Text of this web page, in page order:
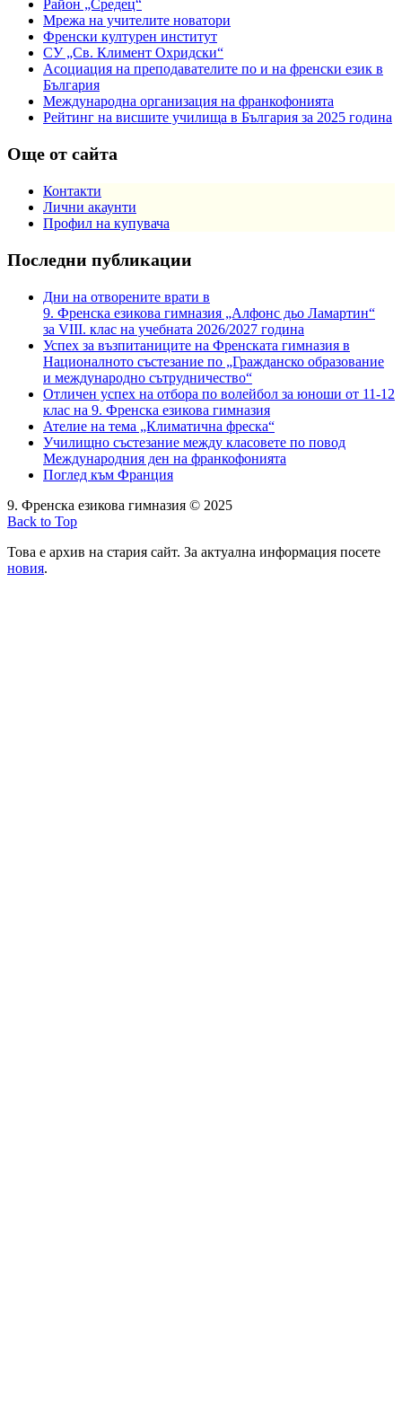
Район „Средец“
Мрежа на учителите новатори
Френски културен институт
СУ „Св. Климент Охридски“
Асоциация на преподавателите по и на френски език в
България
Международна организация на франкофонията
Рейтинг на висшите училища в България за 2025 година
Още от сайта
Контакти
Лични акаунти
Профил на купувача
Последни публикации
Дни на отворените врати в
9. Френска езикова гимназия „Алфонс дьо Ламартин“
за VIII. клас на учебната 2026/2027 година
Успех за възпитаниците на Френската гимназия в
Националното състезание по „Гражданско образование
и международно сътрудничество“
Отличен успех на отбора по волейбол за юноши от 11-12
клас на 9. Френска езикова гимназия
Ателие на тема „Климатична фреска“
Училищно състезание между класовете по повод
Международния ден на франкофонията
Поглед към Франция
9. Френска езикова гимназия © 2025
Back to Top
Това е архив на стария сайт. За актуална информация посете
новия.